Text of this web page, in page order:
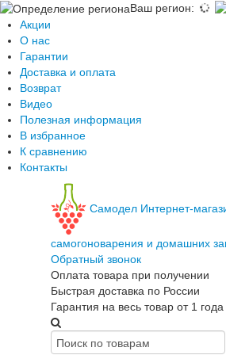
Ваш регион:
Акции
О нас
Гарантии
Доставка и оплата
Возврат
Видео
Полезная информация
В избранное
К сравнению
Контакты
Самодел Интернет-
самогоноварения и домашних
Обратный звонок
Оплата товара при получении
Быстрая доставка по России
Гарантия на весь товар от 1 года